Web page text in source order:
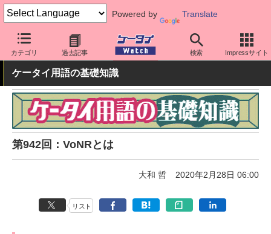
Powered by Translate
カテゴリ 過去記事 検索 Impressサイト
ケータイ Watch 最新技術/その他 5G
ケータイ用語の基礎知識
第942回：VoNRとは
大和 哲 2020年2月28日 06:00
リスト